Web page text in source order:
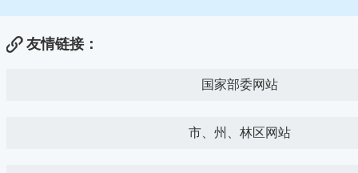
友情链接：
国家部委网站
市、州、林区网站